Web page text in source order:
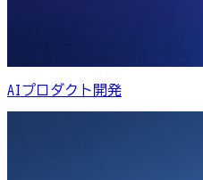
AIプロダクト開発